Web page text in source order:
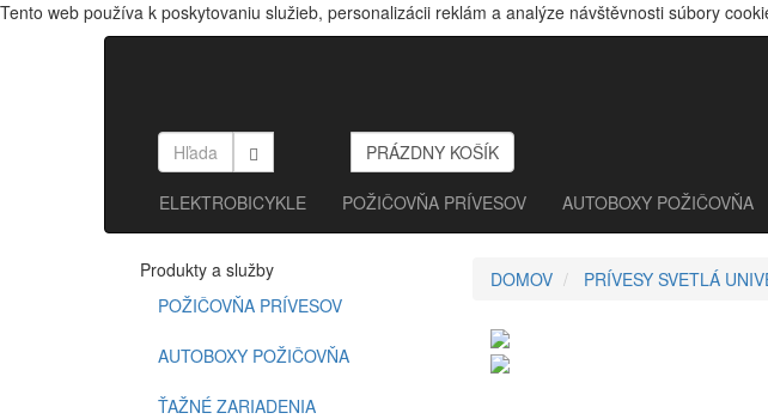
Tento web používa k poskytovaniu služieb, personalizácii reklám a analýze návštěvnosti súbory
ELEKTROBICYKLE POŽIČOVŇA PRÍVESOV AUTOBOXY POŽIČOVŇA
Produkty a služby
POŽIČOVŇA PRÍVESOV
AUTOBOXY POŽIČOVŇA
ŤAŽNÉ ZARIADENIA
DOMOV PRÍVESY SVETLÁ